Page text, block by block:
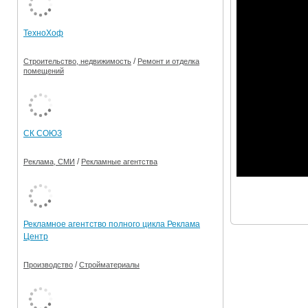
ТехноХоф
Строительство, недвижимость / Ремонт и отделка
помещений
СК СОЮЗ
Реклама, СМИ / Рекламные агентства
Рекламное агентство полного цикла Реклама
Центр
Производство /Стройматериалы